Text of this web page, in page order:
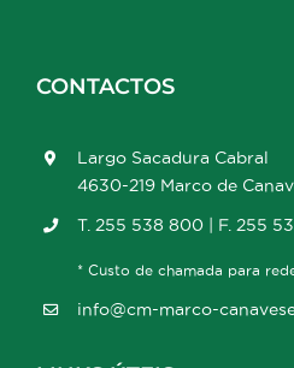
CONTACTOS
Largo Sacadura Cabral
4630-219 Marco de
T. 255 538 800 | F. 255
* Custo de chamada para
info@cm-marco-